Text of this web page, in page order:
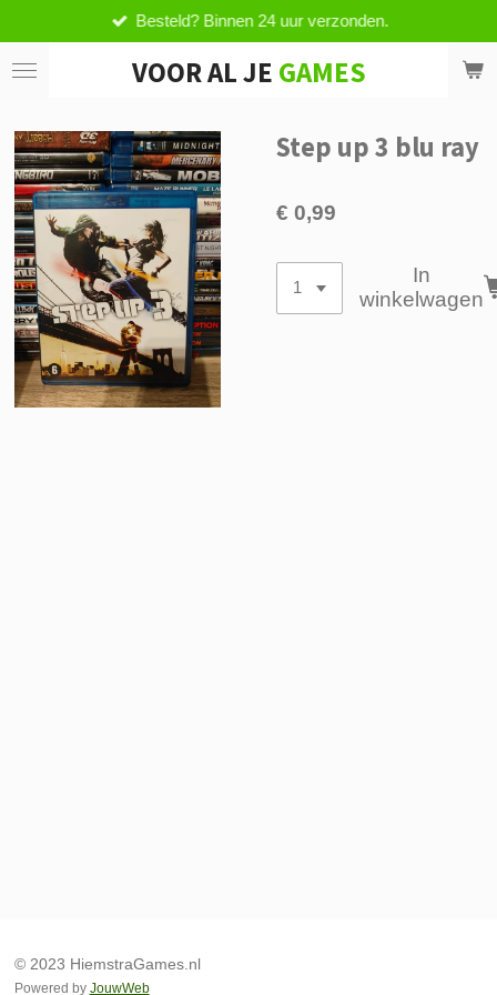
direct
naar
VOOR AL JE GAMES
Besteld? Binnen 24 uur verzonden.
Step up 3 blu ray
€ 0,99
In
winkelwagen
© 2023 HiemstraGames.nl
Powered by JouwWeb